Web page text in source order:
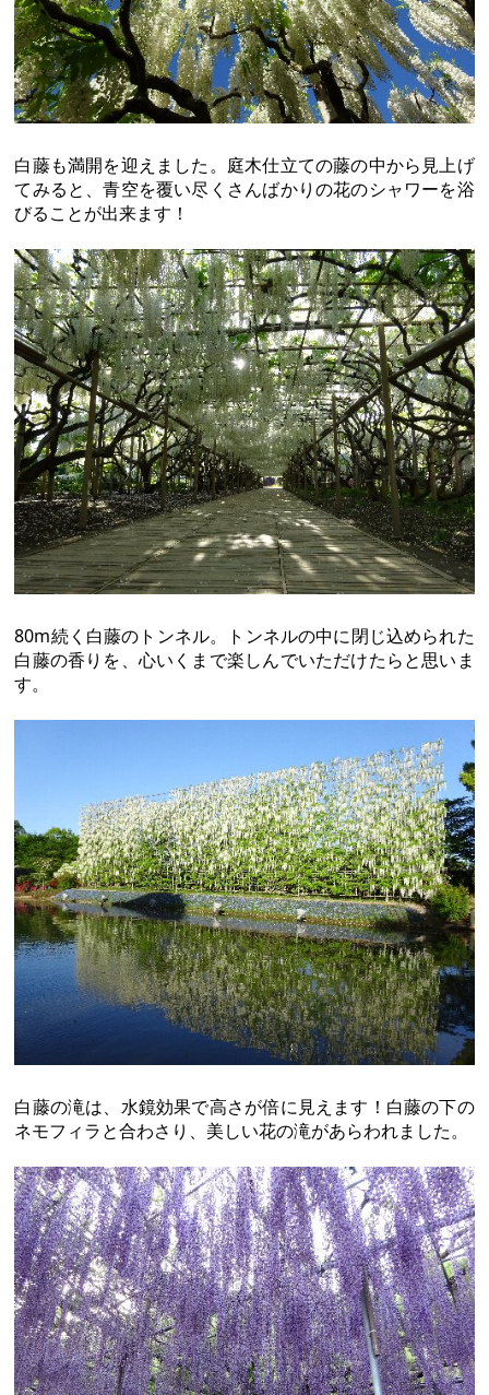
白藤も満開を迎えました。庭木仕立ての藤の中から見上げ
てみると、青空を覆い尽くさんばかりの花のシャワーを浴
びることが出来ます！
80m続く白藤のトンネル。トンネルの中に閉じ込められた
白藤の香りを、心いくまで楽しんでいただけたらと思いま
す。
白藤の滝は、水鏡効果で高さが倍に見えます！白藤の下の
ネモフィラと合わさり、美しい花の滝があらわれました。